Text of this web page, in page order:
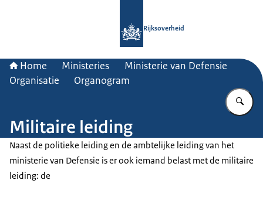
Rijksoverheid
Home Ministeries
Ministerie van Defensie
Organisatie
Organogram
Militaire leiding
Naast de politieke leiding en de ambtelijke leiding van het
ministerie van Defensie is er ook iemand belast met de militaire
leiding: de